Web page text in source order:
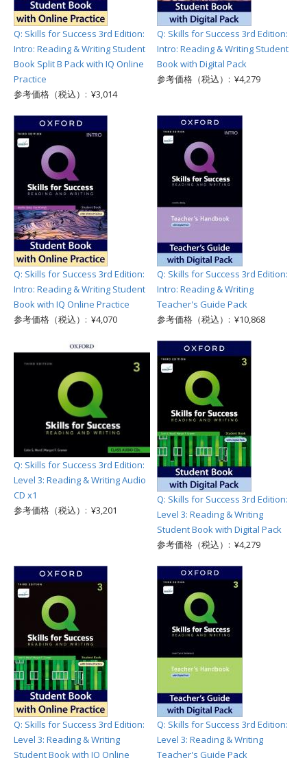
Q: Skills for Success 3rd Edition:
Intro: Reading & Writing Student
Book Split B Pack with IQ Online
Practice
参考価格（税込）: ¥3,014
Q: Skills for Success 3rd Edition:
Intro: Reading & Writing Student
Book with Digital Pack
参考価格（税込）: ¥4,279
Q: Skills for Success 3rd Edition:
Intro: Reading & Writing Student
Book with IQ Online Practice
参考価格（税込）: ¥4,070
Q: Skills for Success 3rd Edition:
Intro: Reading & Writing
Teacher's Guide Pack
参考価格（税込）: ¥10,868
Q: Skills for Success 3rd Edition:
Level 3: Reading & Writing Audio
CD x1
参考価格（税込）: ¥3,201
Q: Skills for Success 3rd Edition:
Level 3: Reading & Writing
Student Book with Digital Pack
参考価格（税込）: ¥4,279
Q: Skills for Success 3rd Edition:
Level 3: Reading & Writing
Student Book with IQ Online
Q: Skills for Success 3rd Edition:
Level 3: Reading & Writing
Teacher's Guide Pack